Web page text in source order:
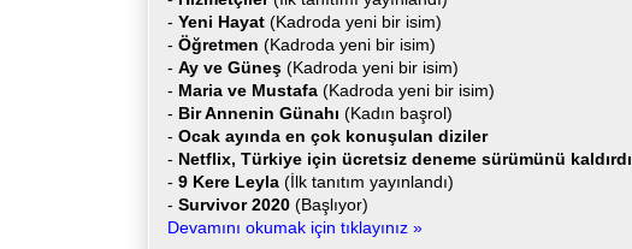
- Yeni Hayat (Kadroda yeni bir isim)
- Öğretmen (Kadroda yeni bir isim)
- Ay ve Güneş (Kadroda yeni bir isim)
- Maria ve Mustafa (Kadroda yeni bir isim)
- Bir Annenin Günahı (Kadın başrol)
- Ocak ayında en çok konuşulan diziler
- Netflix, Türkiye için ücretsiz deneme sürümünü kaldırdı
- 9 Kere Leyla (İlk tanıtım yayınlandı)
- Survivor 2020 (Başlıyor)
Devamını okumak için tıklayınız »